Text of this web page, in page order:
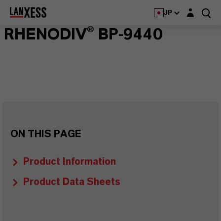
JP Login layer
RHENODIV® BP-9440
ON THIS PAGE
Product Information
Product Data Sheets